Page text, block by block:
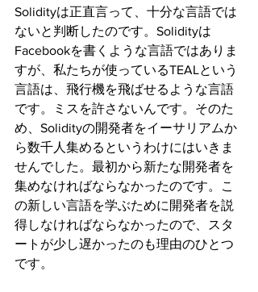
Solidityは正直言って、十分な言語では
ないと判断したのです。Solidityは
Facebookを書くような言語ではありま
すが、私たちが使っているTEALという
言語は、飛行機を飛ばせるような言語
です。ミスを許さないんです。そのた
め、Solidityの開発者をイーサリアムか
ら数千人集めるというわけにはいきま
せんでした。最初から新たな開発者を
集めなければならなかったのです。こ
の新しい言語を学ぶために開発者を説
得しなければならなかったので、スタ
ートが少し遅かったのも理由のひとつ
です。